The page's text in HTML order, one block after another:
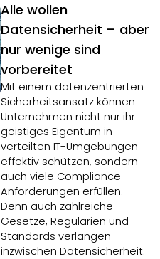
Alle wollen
Datensicherheit – aber
nur wenige sind
vorbereitet
Mit einem datenzentrierten
Sicherheitsansatz können
Unternehmen nicht nur ihr
geistiges Eigentum in
verteilten IT-Umgebungen
effektiv schützen, sondern
auch viele Compliance-
Anforderungen erfüllen.
Denn auch zahlreiche
Gesetze, Regularien und
Standards verlangen
inzwischen Datensicherheit.